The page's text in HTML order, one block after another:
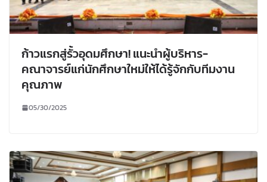
ก้าวแรกสู่รั้วอุดมศึกษา! แนะนำผู้บริหาร-
คณาจารย์แก่นักศึกษาใหม่ให้ได้รู้จักกับทีมงาน
คุณภาพ
05/30/2025